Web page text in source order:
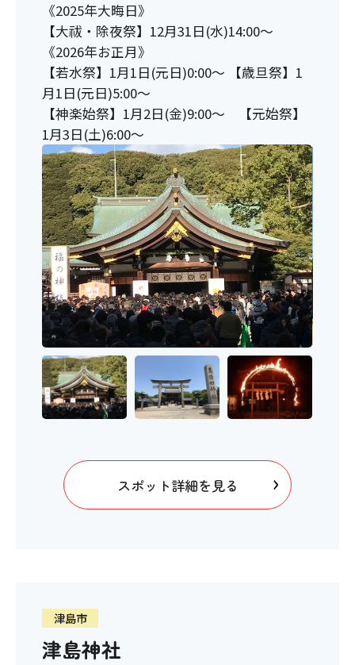
《2025年大晦日》
【大祓・除夜祭】12月31日(水)14:00～
《2026年お正月》
【若水祭】1月1日(元日)0:00～ 【歳旦祭】1
月1日(元日)5:00～
【神楽始祭】1月2日(金)9:00～ 【元始祭】
1月3日(土)6:00～
スポット詳細を見る
津島市
津島神社